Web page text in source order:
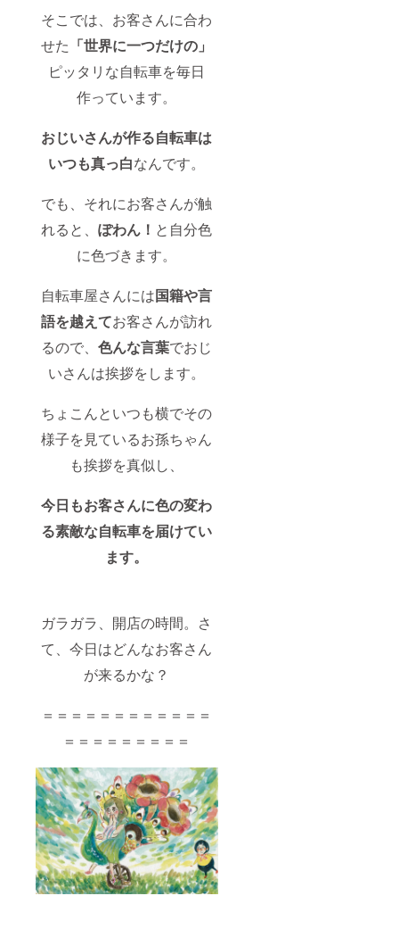
そこでは、お客さんに合わ
せた 「世界に一つだけの」
ピッタリな自転車を毎日
作っています。
おじいさんが作る自転車は
いつも真っ白なんです。
でも、それにお客さんが触
れると、ぽわん！ と自分色
に色づきます。
自転車屋さんには国籍や言
語を越えてお客さんが訪れ
るので、色んな言葉でおじ
いさんは挨拶をします。
ちょこんといつも横でその
様子を見ているお孫ちゃん
も挨拶を真似し、
今日もお客さんに色の変わ
る素敵な自転車を届けてい
ます。
ガラガラ、開店の時間。さ
て、今日はどんなお客さん
が来るかな？
＝＝＝＝＝＝＝＝＝＝＝＝
＝＝＝＝＝＝＝＝＝